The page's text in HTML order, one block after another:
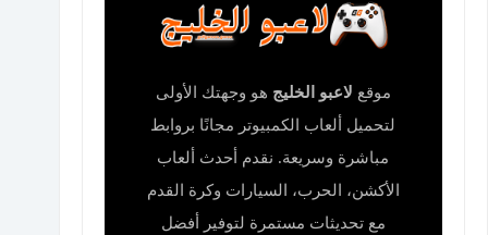
موقع لاعبو الخليج هو وجهتك الأولى
لتحميل ألعاب الكمبيوتر مجانًا بروابط
مباشرة وسريعة. نقدم أحدث ألعاب
الأكشن، الحرب، السيارات وكرة القدم
مع تحديثات مستمرة لتوفير أفضل